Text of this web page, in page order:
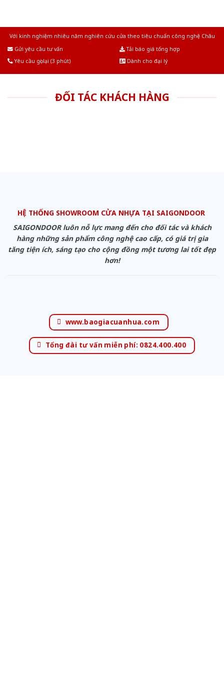
Với kinh nghiệm nhiêu năm nghiên cứu cửa theo tiêu chuẩn công nghệ Châu
Gửi yêu cầu tư vấn
Tải báo giá tổng hợp
Yêu cầu gọi lại (3 phút)
Dành cho đại lý
ĐỐI TÁC KHÁCH HÀNG
HỆ THỐNG SHOWROOM CỬA NHỰA TẠI SAIGONDOOR
SAIGONDOOR luôn nỗ lực mang đến cho đối tác và khách
hàng những sản phẩm công nghệ cao cấp, có giá trị gia
tăng tiện ích, sáng tạo cho cộng đồng một tương lai tốt đẹp
hơn!
www.baogiacuanhua.com
Tổng đài tư vấn miễn phí: 0824.400.400